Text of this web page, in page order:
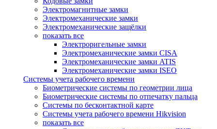
Электромагнитные замки
Электромеханические замки
Электромеханические защёлки
показать все
Электроригельные замки
Электромеханические замки CISA
Электромеханические замки ATIS
Электромеханические замки ISEO
Системы учета рабочего времени
Биометрические системы по геометрии лица
Биометрические системы по отпечатку пальца
Системы по бесконтактной карте
Системы учета рабочего времени Hikvision
показать все